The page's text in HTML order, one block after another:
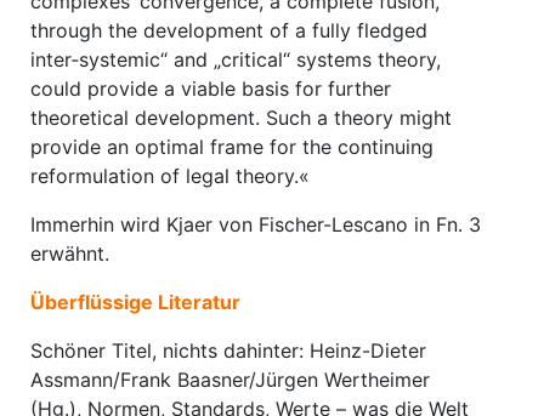
through the development of a fully fledged
inter‐systemic“ and „critical“ systems theory,
could provide a viable basis for further
theoretical development. Such a theory might
provide an optimal frame for the continuing
reformulation of legal theory.«
Immerhin wird Kjaer von Fischer-Lescano in Fn. 3
erwähnt.
Überflüssige Literatur
Schöner Titel, nichts dahinter: Heinz-Dieter
Assmann/Frank Baasner/Jürgen Wertheimer
(Hg.), Normen, Standards, Werte – was die Welt